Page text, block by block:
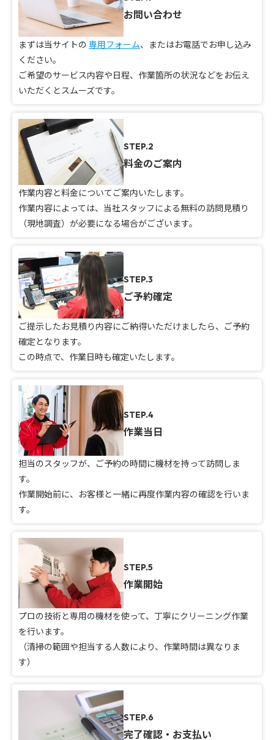
お問い合わせ
まずは当サイトの 専用フォーム、またはお電話でお申し込み
ください。
ご希望のサービス内容や日程、作業箇所の状況などをお伝え
いただくとスムーズです。
STEP.2
料金のご案内
作業内容と料金についてご案内いたします。
作業内容によっては、当社スタッフによる無料の訪問見積り
（現地調査）が必要になる場合がございます。
STEP.3
ご予約確定
ご提示したお見積り内容にご納得いただけましたら、ご予約
確定となります。
この時点で、作業日時も確定いたします。
STEP.4
作業当日
担当のスタッフが、ご予約の時間に機材を持って訪問しま
す。
作業開始前に、お客様と一緒に再度作業内容の確認を行いま
す。
STEP.5
作業開始
プロの技術と専用の機材を使って、丁寧にクリーニング作業
を行います。
（清掃の範囲や担当する人数により、作業時間は異なりま
す）
STEP.6
完了確認・お支払い